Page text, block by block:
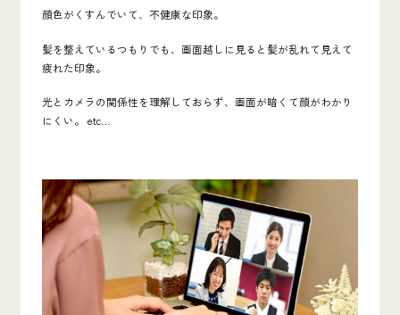
顔色がくすんでいて、不健康な印象。
髪を整えているつもりでも、画面越しに見ると 髪が乱れて 見え て
疲れた印象。
光とカメラの関係性を理解しておらず、画面が暗くて顔がわかり
にくい。 etc…